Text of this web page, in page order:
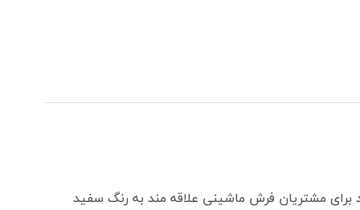
مشتریان فرش ماشینی علاقه مند به رنگ سفید